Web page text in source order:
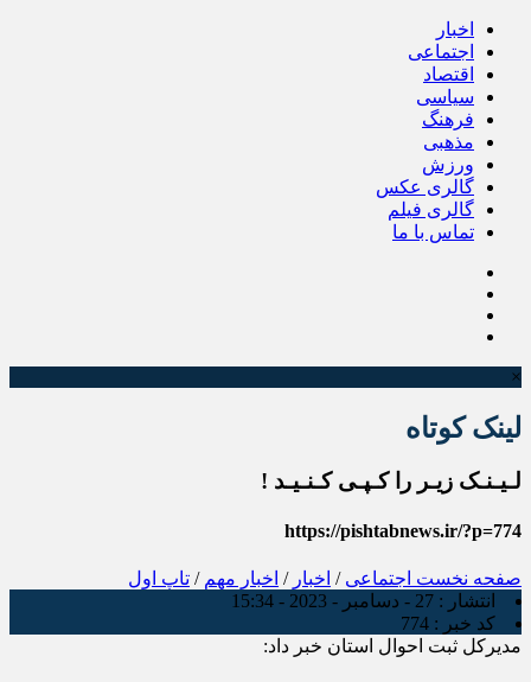
اخبار
اجتماعی
اقتصاد
سیاسی
فرهنگ
مذهبی
ورزش
گالری عکس
گالری فیلم
تماس با ما
×
لینک کوتاه
لـیـنـک زیـر را کـپـی کـنـیـد !
https://pishtabnews.ir/?p=774
صفحه نخست اجتماعی / اخبار / اخبار مهم / تاپ اول
انتشار : 27 - دسامبر - 2023 - 15:34
کد خبر : 774
مدیرکل ثبت احوال استان خبر داد: